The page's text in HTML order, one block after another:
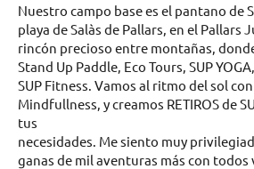
Nuestro campo base es el pantano de
playa de Salàs de Pallars, en el Pallars
rincón precioso entre montañas,
Stand Up Paddle, Eco Tours, SUP
SUP Fitness. Vamos al ritmo del sol
Mindfullness, y creamos RETIROS de
tus
necesidades. Me siento muy
ganas de mil aventuras más con todos